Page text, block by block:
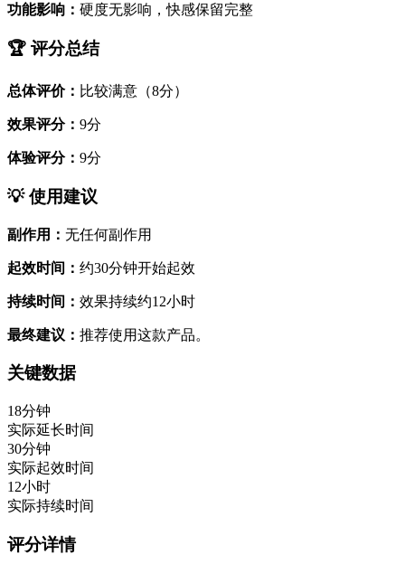
功能影响： 硬度无影响，快感保留完整
🏆 评分总结
总体评价： 比较满意（8分）
效果评分： 9分
体验评分： 9分
💡 使用建议
副作用： 无任何副作用
起效时间： 约30分钟开始起效
持续时间： 效果持续约12小时
最终建议： 推荐使用这款产品。
关键数据
18分钟
实际延长时间
30分钟
实际起效时间
12小时
实际持续时间
评分详情